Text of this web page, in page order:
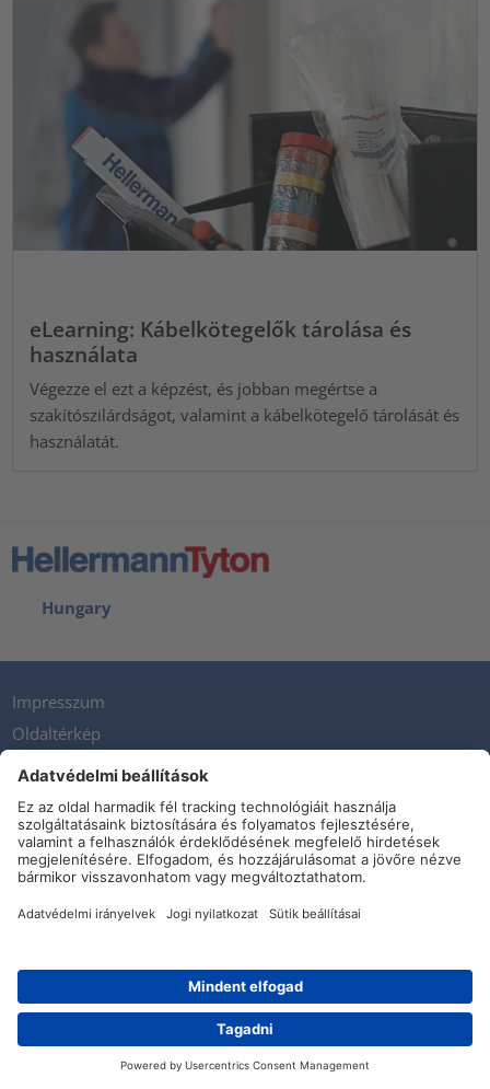
eLearning: Kábelkötegelők tárolása és
használata
Végezze el ezt a képzést, és jobban megértse a
szakítószilárdságot, valamint a kábelkötegelő tárolását és
használatát.
Hungary
Impresszum
Oldaltérkép
Adatvédelmi nyilatkozat